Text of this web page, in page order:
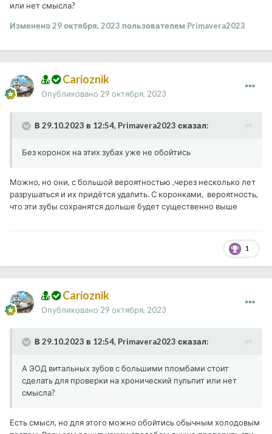
или нет смысла?
Изменено29 октября, 2023 пользователем Primavera2023
Carioznik
Опубликовано 29 октября, 2023
В 29.10.2023 в 12:54, Primavera2023 сказал:
Без коронок на этих зубах уже не обойтись
Можно, но они, с большой вероятностью ,через несколько лет
разрушаться и их придётся удалить. С коронками, вероятность,
что эти зубы сохранятся дольше будет существенно выше
1
Carioznik
Опубликовано 29 октября, 2023
В 29.10.2023 в 12:54, Primavera2023 сказал:
А ЭОД витальных зубов с большими пломбами стоит
сделать для проверки на хронический пульпит или нет
смысла?
Есть смысл, но для этого можно обойтись обычным холодовым